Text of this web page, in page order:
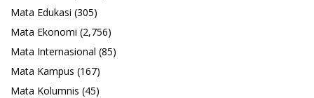
Mata Edukasi (305)
Mata Ekonomi (2,756)
Mata Internasional (85)
Mata Kampus (167)
Mata Kolumnis (45)